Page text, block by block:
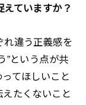
ていますか？
違う正義感を
”という点が共
てほしいこと
たくないこと